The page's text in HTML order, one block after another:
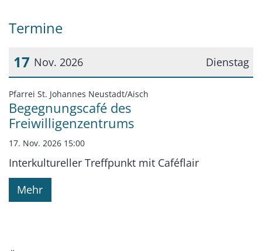
Termine
Dienstag
17 Nov. 2026
Datum: 17. November 2026
Pfarrei St. Johannes Neustadt/Aisch
Begegnungscafé des
Freiwilligenzentrums
17. Nov. 2026 15:00
Interkultureller Treffpunkt mit Caféflair
Mehr